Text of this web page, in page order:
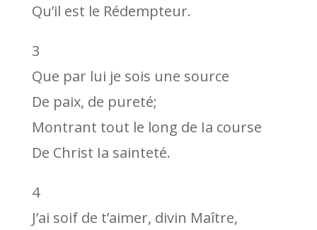
Qu’il est le Rédempteur.
3
Que par lui je sois une source
De paix, de pureté;
Montrant tout le long de Ia course
De Christ Ia sainteté.
4
J’ai soif de t’aimer, divin Maître,